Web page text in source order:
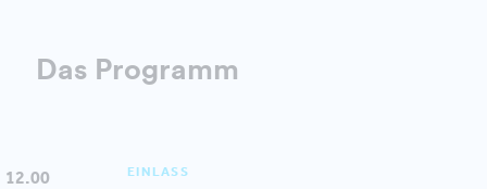
Das Programm
12.00 EINLASS